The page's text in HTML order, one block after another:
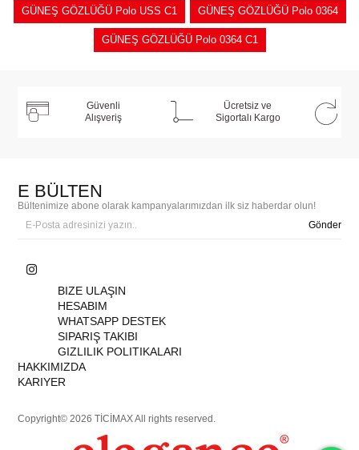
GÜNEŞ GÖZLÜĞÜ Polo USS C1 GÜNEŞ GÖZLÜĞÜ Polo 0364
GÜNEŞ GÖZLÜĞÜ Polo 0364 C1
Güvenli
Alışveriş
Ücretsiz ve
Sigortalı Kargo
E BÜLTEN
Bültenimize abone olarak kampanyalarımızdan ilk siz haberdar olun!
Gönder
BIZE ULAŞIN
HESABIM
WHATSAPP DESTEK
SIPARIŞ TAKIBI
GIZLILIK POLITIKALARI
HAKKIMIZDA
KARIYER
Copyright© 2026 TİCİMAX All rights reserved.